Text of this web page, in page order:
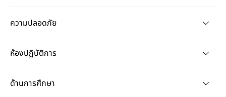
ความปลอดภัย
ห้องปฏิบัติการ
ด้านการศึกษา